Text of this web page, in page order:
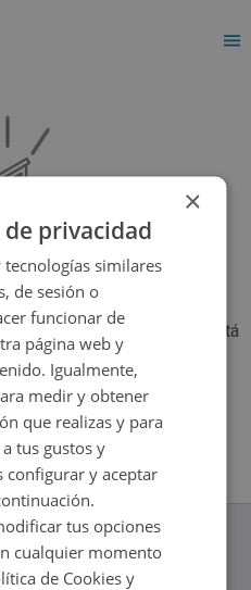
estás buscando ya no está
muchas más opciones...
buscar
×
privacidad
similares
de sesión o
funcionar de
página web y
Igualmente,
medir y obtener
que realizas y para
tus gustos y
configurar y aceptar
tus opciones
cualquier momento
de Cookies y